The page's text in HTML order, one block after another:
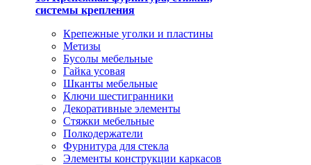
системы крепления
Крепежные уголки и пластины
Метизы
Бусолы мебельные
Гайка усовая
Шканты мебельные
Ключи шестигранники
Декоративные элементы
Стяжки мебельные
Полкодержатели
Фурнитура для стекла
Элементы конструкции каркасов